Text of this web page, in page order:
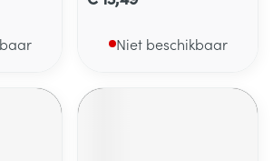
Niet beschikbaar